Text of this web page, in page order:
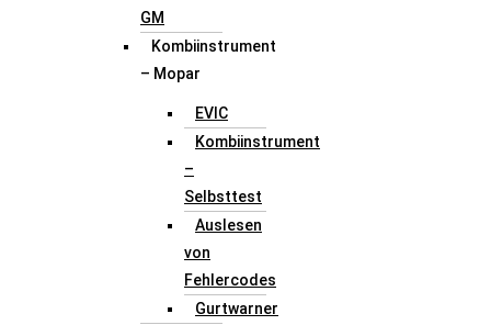
GM
Kombiinstrument
– Mopar
EVIC
Kombiinstrument
–
Selbsttest
Auslesen
von
Fehlercodes
Gurtwarner